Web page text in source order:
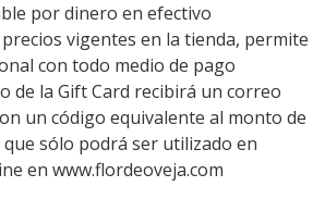
por dinero en efectivo
vigentes en la tienda, permite
con todo medio de pago
de la Gift Card recibirá un correo
un código equivalente al monto de
que sólo podrá ser utilizado en
en www.flordeoveja.com